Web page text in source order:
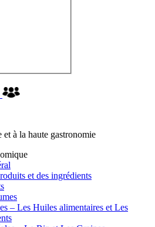
à la haute gastronomie
et des ingrédients
– Les Huiles alimentaires et Les